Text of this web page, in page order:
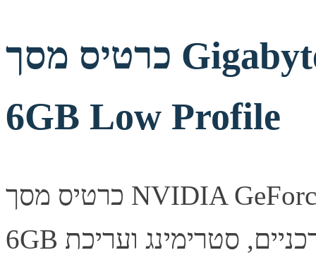
כרטיס מסך Gigabyte GeForce RTX 3050
6GB Low Profile
כרטיס מסך NVIDIA GeForce RTX 3050 מבית Gigabyte עם
6GB זיכרון. ביצועים גבוהים למשחקים עדכניים, סטרימינג ועריכת